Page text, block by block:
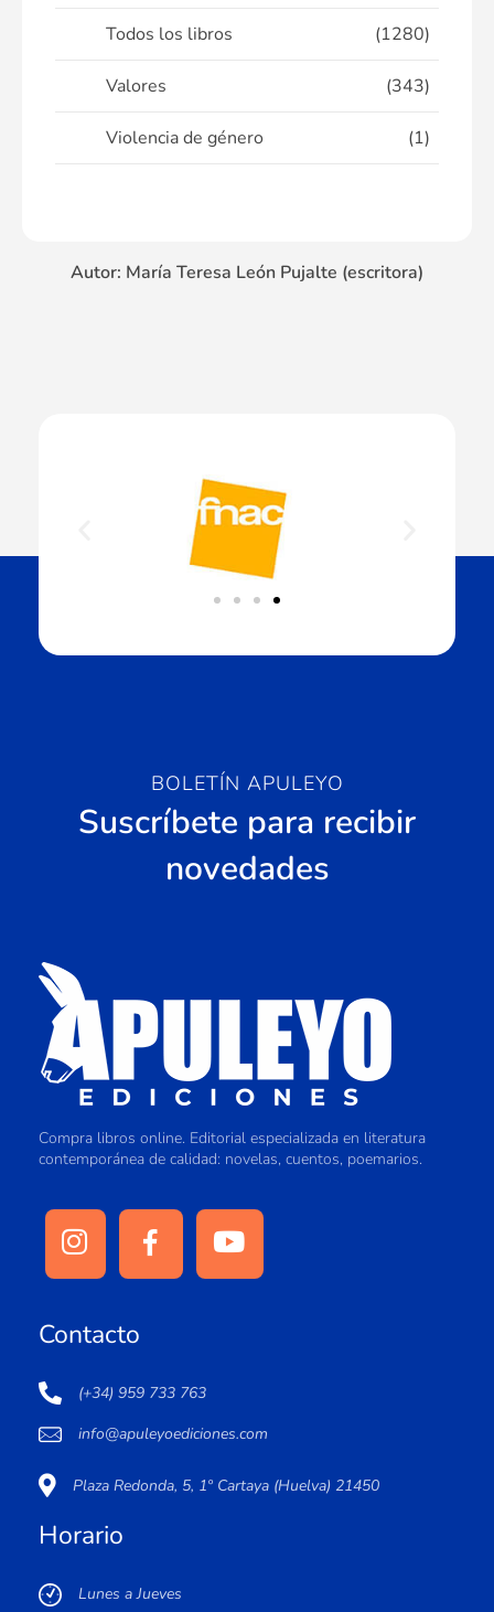
Todos los libros (1280)
Valores (343)
Violencia de género (1)
Autor: María Teresa León Pujalte (escritora)
BOLETÍN APULEYO
Suscríbete para recibir
novedades
Compra libros online. Editorial especializada en literatura
contemporánea de calidad: novelas, cuentos, poemarios.
Contacto
(+34) 959 733 763
info@apuleyoediciones.com
Plaza Redonda, 5, 1º Cartaya (Huelva) 21450
Horario
Lunes a Jueves